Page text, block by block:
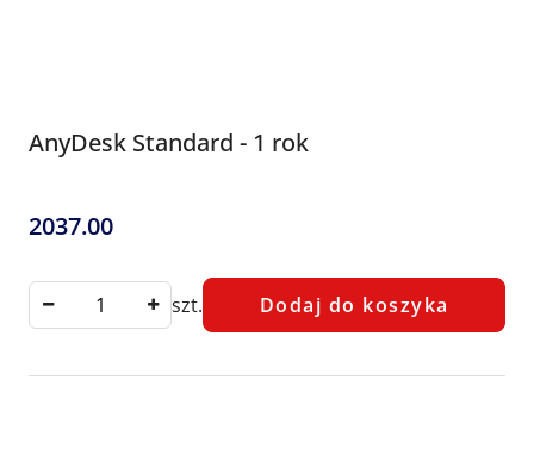
AnyDesk Standard - 1 rok
Cena:
2037.00
szt. Dodaj do koszyka